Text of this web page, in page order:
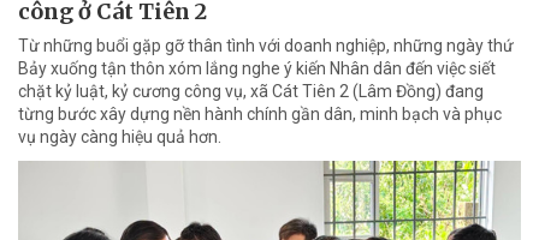
công ở Cát Tiên 2
Từ những buổi gặp gỡ thân tình với doanh nghiệp, những ngày thứ
Bảy xuống tận thôn xóm lắng nghe ý kiến Nhân dân đến việc siết
chặt kỷ luật, kỷ cương công vụ, xã Cát Tiên 2 (Lâm Đồng) đang
từng bước xây dựng nền hành chính gần dân, minh bạch và phục
vụ ngày càng hiệu quả hơn.